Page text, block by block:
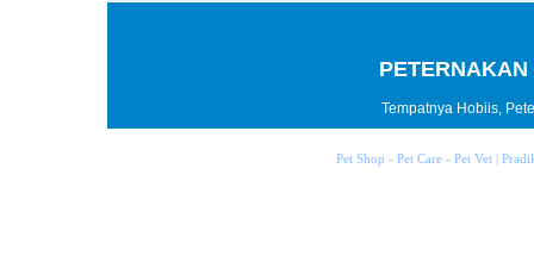
Tempatnya Hobiis,
Pet Shop - Pet Care - Pet Vet |